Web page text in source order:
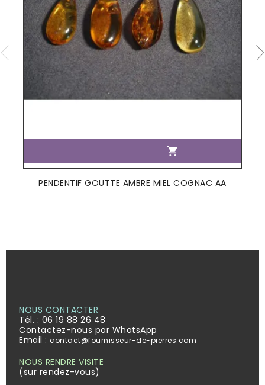

PENDENTIF GOUTTE AMBRE MIEL COGNAC AA
NOUS CONTACTER
Tél. : 06 19 88 26 48
Contactez-nous par WhatsApp
Email : contact@fournisseur-de-pierres.com
NOUS RENDRE VISITE
(sur rendez-vous)